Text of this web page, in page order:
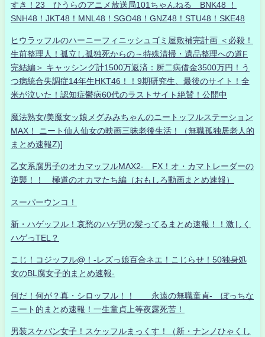
すき！23 ひうらのアニメ放送局101ちゃんねる BNK48 ！
SNH48！JKT48！MNL48！SGO48！GNZ48！STU48！SKE48
ヒウラッフルのハーニーフィニッシュゴミ屋敷補完計画 ＜必殺！
生前整理人！孤立し孤独死からの～特殊清掃・遺品整理への道F
完結編＞ キャッシング計1500万返済：厨二病借金3500万円！う
つ病統合失調症14年生HKT46！！9期研究生、最後のサイト！全
米が泣いた！認知症鬱病60代のラストサイト絶賛！公開中
魔法熟女/美魔女ッ娘メグみみちゃんのニートッフルステーション
MAX！ ニート仙人仙女の映画三昧老後生活！（無職孤独居老人的
まとめ速報Z)]
乙女系腐男子のオカマッフルMAX2- FX！オ・カマトレーダーの
逆襲！！ 極道のオカマたち編（おもしろ動画まとめ速報）
スーパーウンコ！
新・ハゲッフル！哀愁のハゲ男の髪ってるまとめ速報！！激しく
ハゲっTEL？
こじ！コジッフル@！-レズっ娘百合ネエ！こじらせ！50独身処
女のBL腐女子的まとめ速報-
何だ！何が？真・シロッフル！！ 永遠の無職童貞- ぼっちな
ニート的まとめ速報！一生童貞上等夜露死苦！
男装スケバン女子！スケッフルまっくす！（新・ナンノひゃくし